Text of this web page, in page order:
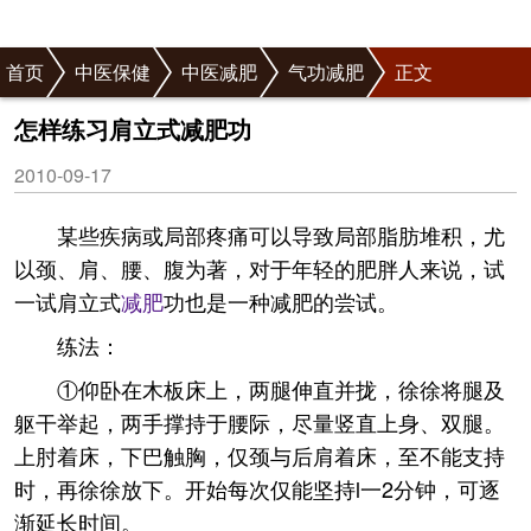
首页 中医保健 中医减肥 气功减肥 正文
怎样练习肩立式减肥功
2010-09-17
某些疾病或局部疼痛可以导致局部脂肪堆积，尤
以颈、肩、腰、腹为著，对于年轻的肥胖人来说，试
一试肩立式减肥功也是一种减肥的尝试。
练法：
①仰卧在木板床上，两腿伸直并拢，徐徐将腿及
躯干举起，两手撑持于腰际，尽量竖直上身、双腿。
上肘着床，下巴触胸，仅颈与后肩着床，至不能支持
时，再徐徐放下。开始每次仅能坚持l一2分钟，可逐
渐延长时间。